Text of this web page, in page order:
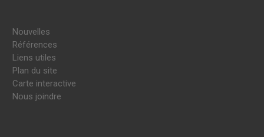
Nouvelles
Références
Liens utiles
Plan du site
Carte interactive
Nous joindre